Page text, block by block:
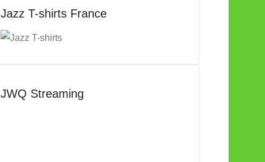
Jazz T-shirts France
JWQ Streaming